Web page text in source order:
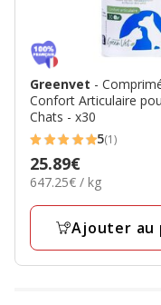
Greenvet -
Confort Articulaire
Chats - x30
5
étoiles
avec
1
5(1)
Prix
25.89€
25.89€
647.25€
Kg
647.25€ / kg
Ajouter au